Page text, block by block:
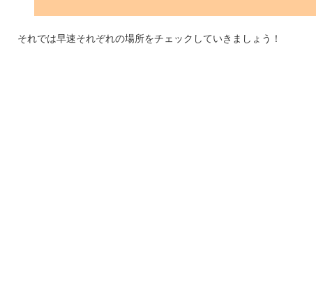
それでは早速それぞれの場所をチェックしていきましょう！